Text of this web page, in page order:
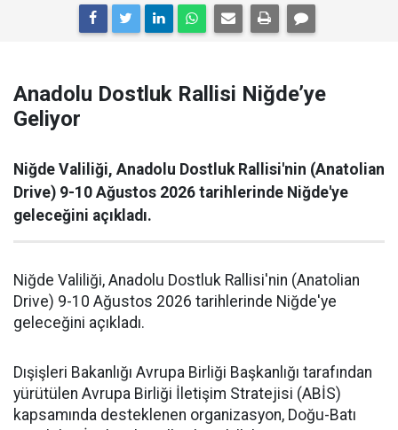
Anadolu Dostluk Rallisi Niğde’ye
Geliyor
Niğde Valiliği, Anadolu Dostluk Rallisi'nin (Anatolian
Drive) 9-10 Ağustos 2026 tarihlerinde Niğde'ye
geleceğini açıkladı.
Niğde Valiliği, Anadolu Dostluk Rallisi'nin (Anatolian
Drive) 9-10 Ağustos 2026 tarihlerinde Niğde'ye
geleceğini açıkladı.
Dışişleri Bakanlığı Avrupa Birliği Başkanlığı tarafından
yürütülen Avrupa Birliği İletişim Stratejisi (ABİS)
kapsamında desteklenen organizasyon, Doğu-Batı